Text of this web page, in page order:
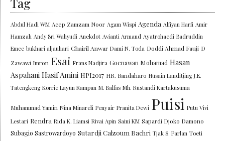
Abdul Hadi WM Acep Zamzam Noor Agam Wispi Agenda Alfiyan Harfi Amir
Hamzah Andy Sri Wahyudi Anekdot Avianti Armand Ayatrohaedi Badruddin
Emce bukhari aljauhari Chairil Anwar Dami N. Toda Doddi Ahmad Fauji D
Zawawi Imron Esai Frans Nadjira Goenawan Mohamad Hasan
Aspahani Hasif Amini HPI2017 HR. Bandaharo Husain Landitjing J.E.
Tatengkeng Korrie Layun Rampan M. Balfas Mh. Rustandi Kartakusuma
Muhammad Yamin Nina Minareli Penyair Pranita Dewi Puisi Putu Vivi
Lestari Rendra Rida K. Liamsi Rivai Apin Saini KM Sapardi Djoko Damono
Subagio Sastrowardoyo Sutardji Calzoum Bachri Tjak S. Parlan Toeti